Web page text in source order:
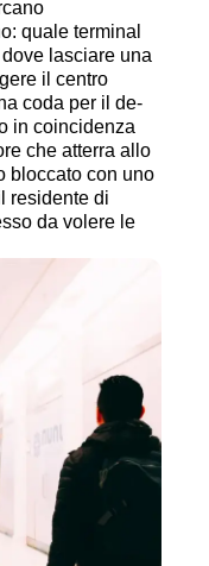
quale terminal
lasciare una
il centro
coda per il de-
in coincidenza
che atterra allo
bloccato con uno
residente di
da volere le